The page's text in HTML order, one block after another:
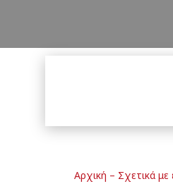
Αρχική – Σχετικά με